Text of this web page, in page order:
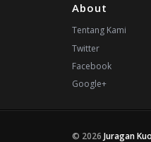
About
Tentang Kami
Twitter
Facebook
Google+
© 2026 Juragan